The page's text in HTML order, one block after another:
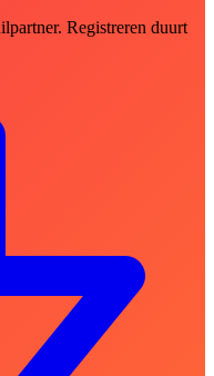
Registreren duurt